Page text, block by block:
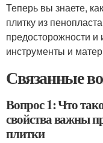
Теперь вы знаете,
плитку из
предосторожности
инструменты и
Связанные
Вопрос 1: Что
свойства важны
плитки